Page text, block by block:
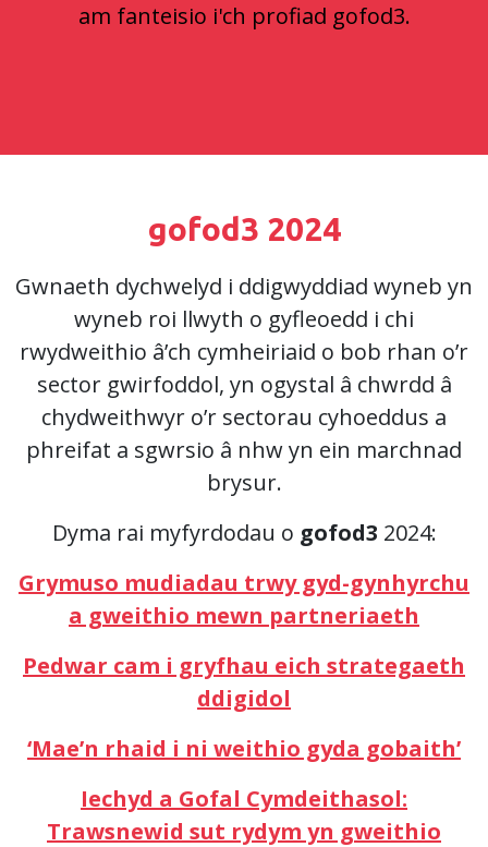
am fanteisio i'ch profiad gofod3.
gofod3 2024
Gwnaeth dychwelyd i ddigwyddiad wyneb yn
wyneb roi llwyth o gyfleoedd i chi
rwydweithio â’ch cymheiriaid o bob rhan o’r
sector gwirfoddol, yn ogystal â chwrdd â
chydweithwyr o’r sectorau cyhoeddus a
phreifat a sgwrsio â nhw yn ein marchnad
brysur.
Dyma rai myfyrdodau o gofod3 2024:
Grymuso mudiadau trwy gyd-gynhyrchu
a gweithio mewn partneriaeth
Pedwar cam i gryfhau eich strategaeth
ddigidol
‘Mae’n rhaid i ni weithio gyda gobaith’
Iechyd a Gofal Cymdeithasol:
Trawsnewid sut rydym yn gweithio